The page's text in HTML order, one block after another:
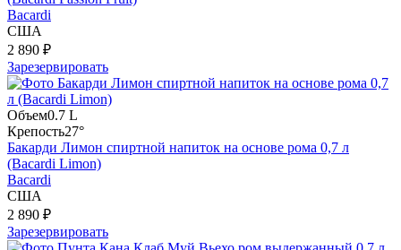
Bacardi
США
2 890 ₽
Зарезервировать
Объем0.7 L
Крепость27°
Бакарди Лимон спиртной напиток на основе рома 0,7 л
(Bacardi Limon)
Bacardi
США
2 890 ₽
Зарезервировать